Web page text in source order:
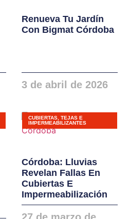
en nuestras
Nuevas
en PVC y
Renueva Tu Jardín
Con Bigmat Córdoba
3 de abril de 2026
CUBIERTAS, TEJAS E
IMPERMEABILIZANTES
Córdoba: Lluvias
Revelan Fallas En
Cubiertas E
Impermeabilización